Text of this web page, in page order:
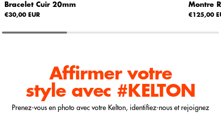
Bracelet Cuir 20mm
€30,00 EUR
Montre
€125,00
Affirmer votre
style avec #KELTON
Prenez-vous en photo avec votre Kelton, identifiez-nous et rejoignez